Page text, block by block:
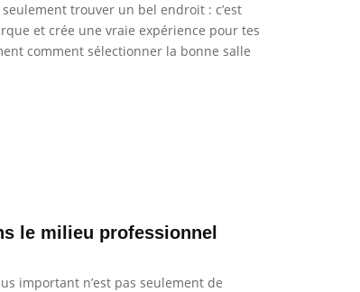
trouver un bel endroit : c’est
et crée une vraie expérience pour tes
comment sélectionner la bonne salle
le milieu professionnel
important n’est pas seulement de